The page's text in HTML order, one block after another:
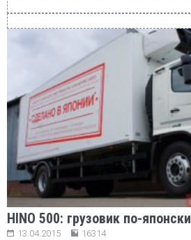
HINO 500: грузовик по-японски
13.04.2015 16314